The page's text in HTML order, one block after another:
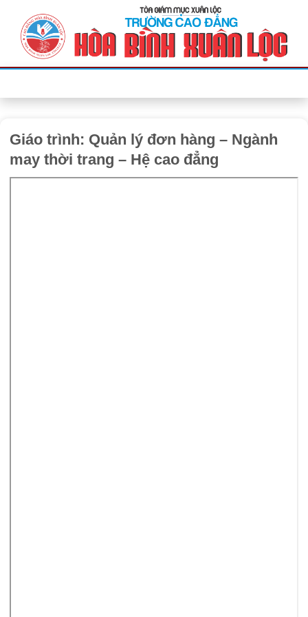
Giáo trình: Quản lý đơn hàng – Ngành
may thời trang – Hệ cao đẳng